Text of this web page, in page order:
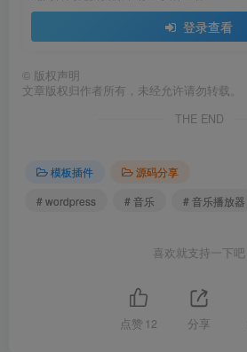
登录查看
© 版权声明
文章版权归作者所有，未经允许请勿转载。
THE END
模板插件
源码分享
# wordpress
# 音乐 # 音乐播放器
喜欢就支持一下吧
点赞 12 分享